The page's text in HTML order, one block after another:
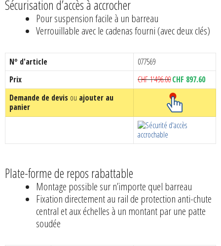
Sécurisation d’accès à accrocher
Pour suspension facile à un barreau
Verrouillable avec le cadenas fourni (avec deux clés)
N° d'article
077569
Prix
CHF1'496.00Le
prix
initial
était :
CHF 1'496.00.
CHF 897.60Le
prix
CHF
Demande de devis ou ajouter au
panier
Plate-forme de repos rabattable
Montage possible sur n’importe quel barreau
Fixation directement au rail de protection anti-chute
central et aux échelles à un montant par une patte
soudée